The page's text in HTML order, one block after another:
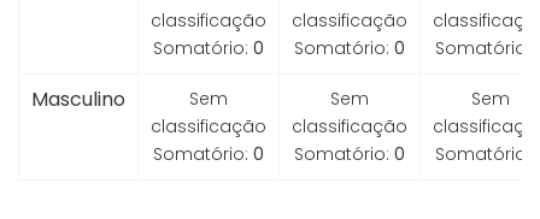
classificação
Somatório: 0
classificação
Somatório: 0
Somatório:
Masculino
Sem
classificação
Somatório: 0
Sem
classificação
Somatório: 0
Sem
Somatório: